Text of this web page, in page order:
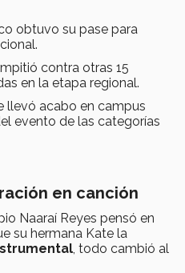
obtuvo su pase para
contra otras 15
en la etapa regional.
llevó acabo en campus
evento de las categorías
en canción
Naaraí Reyes pensó en
su hermana Kate la
, todo cambió al